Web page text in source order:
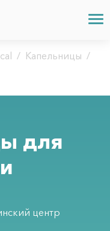
/ Капельницы /
для
центр